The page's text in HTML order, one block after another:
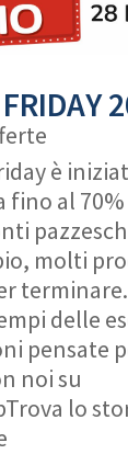
è
fino al
molti
delle
pensate
noi su
lo